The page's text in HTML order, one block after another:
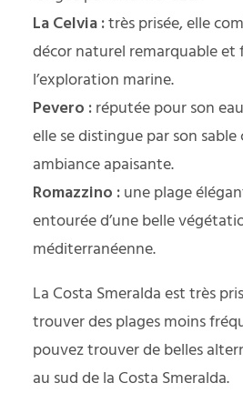
La Celvia :très prisée, elle
décor naturel remarquable
l’exploration marine.
Pevero :réputée pour son
elle se distingue par son sable
ambiance apaisante.
Romazzino :une plage
entourée d’une belle
méditerranéenne.
La Costa Smeralda est très
trouver des plages moins
pouvez trouver de belles
au sud de la Costa Smeralda.